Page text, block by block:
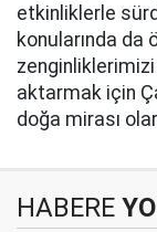
etkinliklerle
konularında da
aktarmak için
doğa mirası
HABERE